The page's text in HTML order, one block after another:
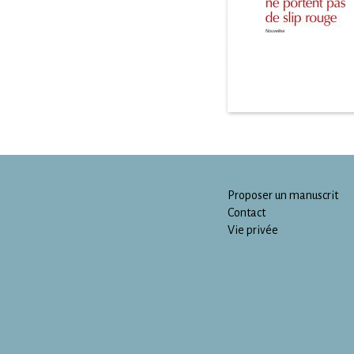
Proposer un manuscrit
Contact
Vie privée